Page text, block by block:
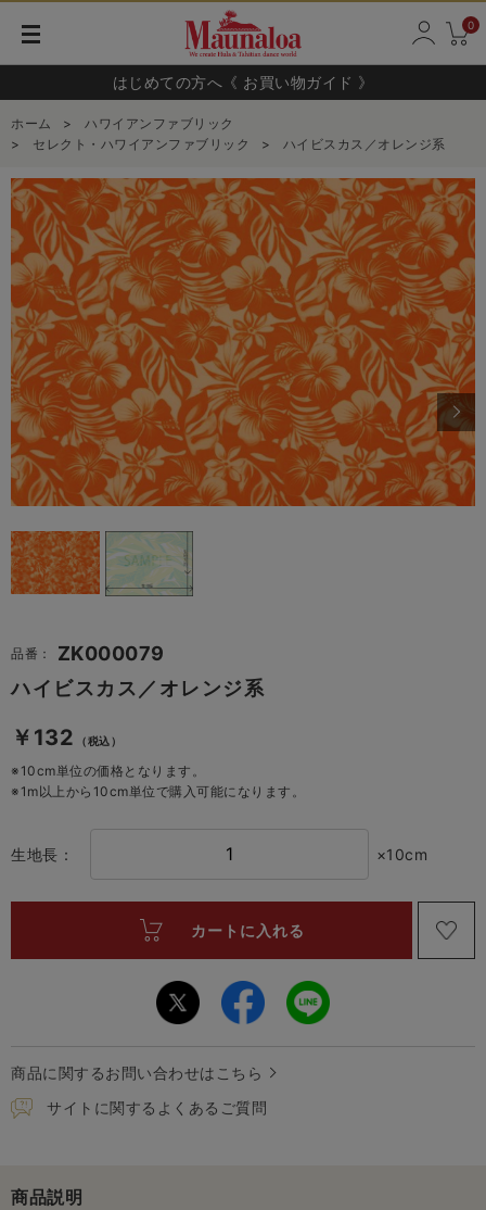
0
はじめての方へ《 お買い物ガイド 》
ホーム >
ハワイアンファブリック
>
セレクト・ハワイアンファブリック > ハイビスカス／オレンジ系
品番：
ZK000079
ハイビスカス／オレンジ系
￥132 （税込）
※10cm単位の価格となります。
※1m以上から10cm単位で購入可能になります。
生地長： ×10cm
商品に関するお問い合わせはこちら
サイトに関するよくあるご質問
商品説明